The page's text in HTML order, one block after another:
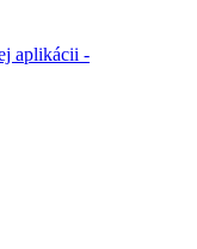
aplikácii -